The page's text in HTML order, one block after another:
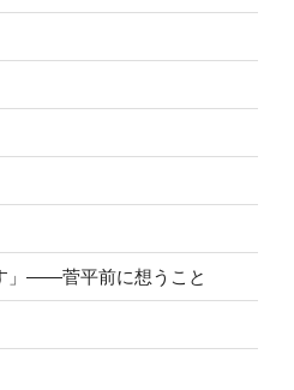
」——菅平前に想うこと